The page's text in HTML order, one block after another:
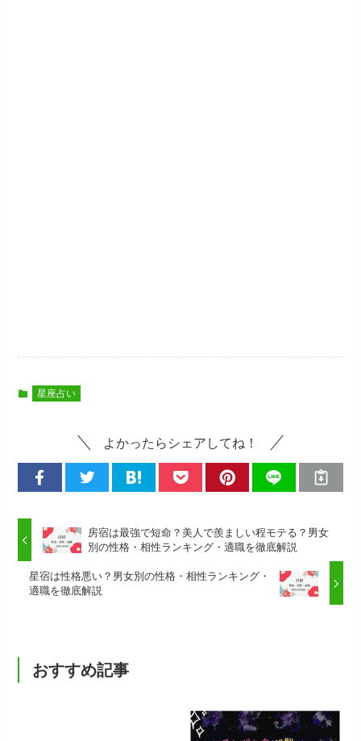
星座占い
よかったらシェアしてね！
房宿は最強で短命？美人で羨ましい程モテる？男女
別の性格・相性ランキング・適職を徹底解説
星宿は性格悪い？男女別の性格・相性ランキング・
適職を徹底解説
おすすめ記事